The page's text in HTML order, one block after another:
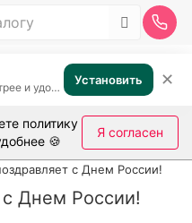
Откройте в приложении — быстрее и удобнее Установить ✕
политику
🍪
Я согласен
с Днем России!
Днем России!